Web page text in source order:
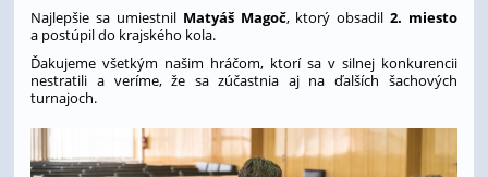
Najlepšie sa umiestnil Matyáš Magoč, ktorý obsadil 2. miesto
a postúpil do krajského kola.
Ďakujeme všetkým našim hráčom, ktorí sa v silnej konkurencii
nestratili a veríme, že sa zúčastnia aj na ďalších šachových
turnajoch.